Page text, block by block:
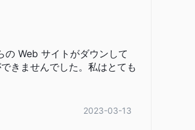
カレンダー、ビデオチュートリアル
報を提供します。興味がある場合
Web サイトがダウンして
きませんでした。私はとても
2023-03-13